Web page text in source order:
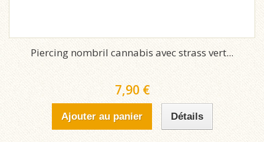
Piercing nombril cannabis avec strass vert...
7,90 €
Ajouter au panier Détails